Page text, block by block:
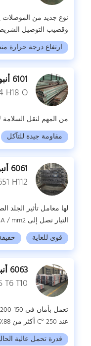
نوع جديد من الموصلات
وقضيب التوصيل
ارتفاع درجة حرارة
6101 أنبوب أنبوبي
H18 O
من المهم لنقل
مقاومة جيدة للتآكل
6061 أنبوب أنبوبي
H112
لها معامل تأثير الجلد
التيار تصل إلى 1.4A / mm2.
قوي للغاية
6063 أنبوب أنبوبي
T6 T10
عند 250 °C أكثر من 88٪ في درجة حرارة الغرفة.
قدرة تحمل عالية